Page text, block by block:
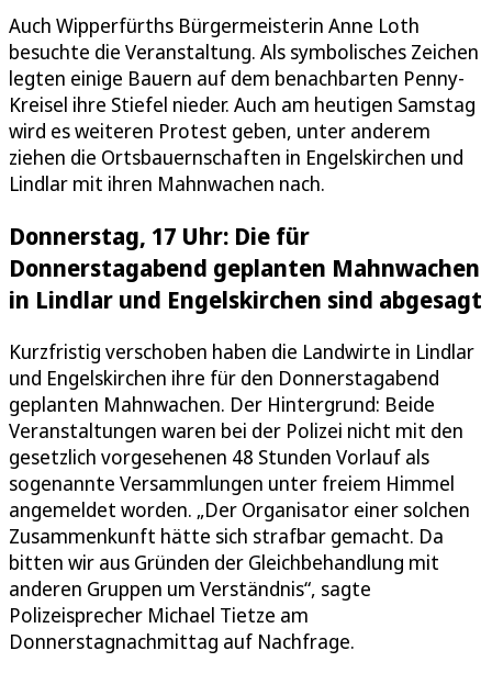
Auch Wipperfürths Bürgermeisterin Anne Loth
besuchte die Veranstaltung. Als symbolisches Zeichen
legten einige Bauern auf dem benachbarten Penny-
Kreisel ihre Stiefel nieder. Auch am heutigen Samstag
wird es weiteren Protest geben, unter anderem
ziehen die Ortsbauernschaften in Engelskirchen und
Lindlar mit ihren Mahnwachen nach.
Donnerstag, 17 Uhr: Die für
Donnerstagabend geplanten Mahnwachen
in Lindlar und Engelskirchen sind abgesagt
Kurzfristig verschoben haben die Landwirte in Lindlar
und Engelskirchen ihre für den Donnerstagabend
geplanten Mahnwachen. Der Hintergrund: Beide
Veranstaltungen waren bei der Polizei nicht mit den
gesetzlich vorgesehenen 48 Stunden Vorlauf als
sogenannte Versammlungen unter freiem Himmel
angemeldet worden. „Der Organisator einer solchen
Zusammenkunft hätte sich strafbar gemacht. Da
bitten wir aus Gründen der Gleichbehandlung mit
anderen Gruppen um Verständnis“, sagte
Polizeisprecher Michael Tietze am
Donnerstagnachmittag auf Nachfrage.